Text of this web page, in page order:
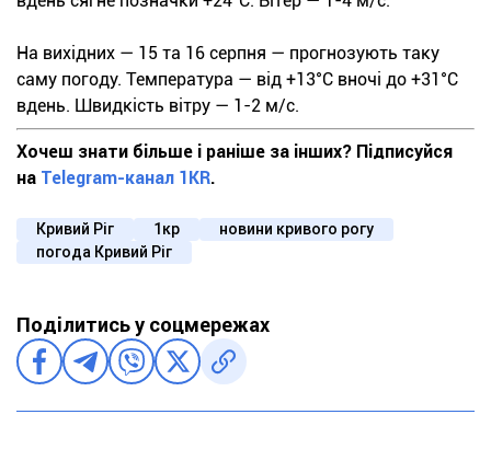
На вихідних — 15 та 16 серпня — прогнозують таку
саму погоду. Температура — від +13°С вночі до +31°С
вдень. Швидкість вітру — 1-2 м/с.
Хочеш знати більше і раніше за інших? Підписуйся
на Telegram-канал 1KR.
Кривий Ріг 1кр
новини кривого рогу
погода Кривий Ріг
Поділитись у соцмережах